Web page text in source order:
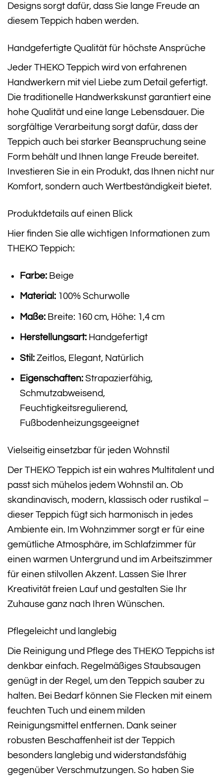
Designs sorgt dafür, dass Sie lange Freude an
diesem Teppich haben werden.
Handgefertigte Qualität für höchste Ansprüche
Jeder THEKO Teppich wird von erfahrenen
Handwerkern mit viel Liebe zum Detail gefertigt.
Die traditionelle Handwerkskunst garantiert eine
hohe Qualität und eine lange Lebensdauer. Die
sorgfältige Verarbeitung sorgt dafür, dass der
Teppich auch bei starker Beanspruchung seine
Form behält und Ihnen lange Freude bereitet.
Investieren Sie in ein Produkt, das Ihnen nicht nur
Komfort, sondern auch Wertbeständigkeit bietet.
Produktdetails auf einen Blick
Hier finden Sie alle wichtigen Informationen zum
THEKO Teppich:
Farbe:Beige
Material:100% Schurwolle
Maße:Breite: 160 cm, Höhe: 1,4 cm
Herstellungsart:Handgefertigt
Stil:Zeitlos, Elegant, Natürlich
Eigenschaften:Strapazierfähig,
Schmutzabweisend,
Feuchtigkeitsregulierend,
Fußbodenheizungsgeeignet
Vielseitig einsetzbar für jeden Wohnstil
Der THEKO Teppich ist ein wahres Multitalent und
passt sich mühelos jedem Wohnstil an. Ob
skandinavisch, modern, klassisch oder rustikal –
dieser Teppich fügt sich harmonisch in jedes
Ambiente ein. Im Wohnzimmer sorgt er für eine
gemütliche Atmosphäre, im Schlafzimmer für
einen warmen Untergrund und im Arbeitszimmer
für einen stilvollen Akzent. Lassen Sie Ihrer
Kreativität freien Lauf und gestalten Sie Ihr
Zuhause ganz nach Ihren Wünschen.
Pflegeleicht und langlebig
Die Reinigung und Pflege des THEKO Teppichs ist
denkbar einfach. Regelmäßiges Staubsaugen
genügt in der Regel, um den Teppich sauber zu
halten. Bei Bedarf können Sie Flecken mit einem
feuchten Tuch und einem milden
Reinigungsmittel entfernen. Dank seiner
robusten Beschaffenheit ist der Teppich
besonders langlebig und widerstandsfähig
gegenüber Verschmutzungen. So haben Sie